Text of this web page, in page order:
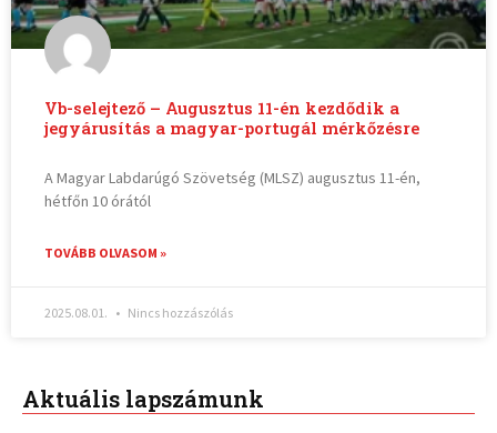
Vb-selejtező – Augusztus 11-én kezdődik a
jegyárusítás a magyar-portugál mérkőzésre
A Magyar Labdarúgó Szövetség (MLSZ) augusztus 11-én,
hétfőn 10 órától
TOVÁBB OLVASOM »
2025.08.01. Nincs hozzászólás
Aktuális lapszámunk